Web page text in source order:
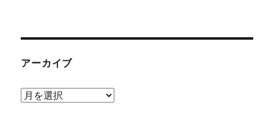
アーカイブ
ア